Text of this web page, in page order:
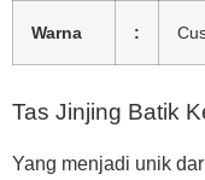
Warna :
Tas Jinjing Batik
Yang menjadi unik